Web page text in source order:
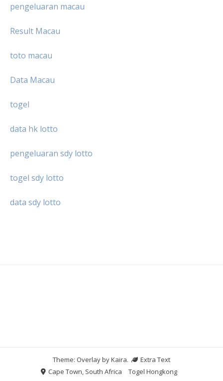
pengeluaran macau
Result Macau
toto macau
Data Macau
togel
data hk lotto
pengeluaran sdy lotto
togel sdy lotto
data sdy lotto
Theme: Overlay byKaira.
Extra Text
Cape Town, South Africa
Togel Hongkong